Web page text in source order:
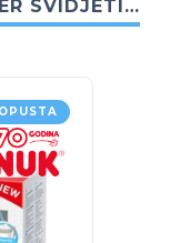
SVIDJETI…